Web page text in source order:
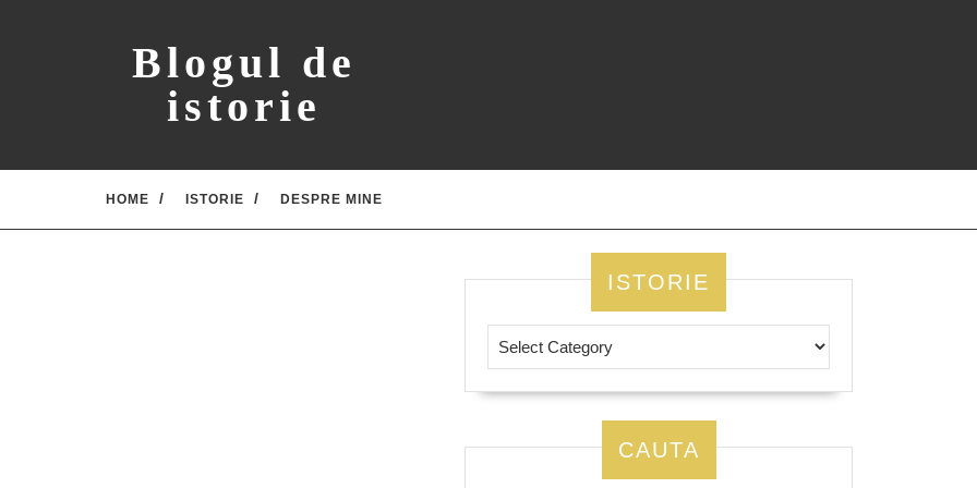
Blogul de
istorie
HOME ISTORIE DESPRE MINE
ISTORIE
CAUTA